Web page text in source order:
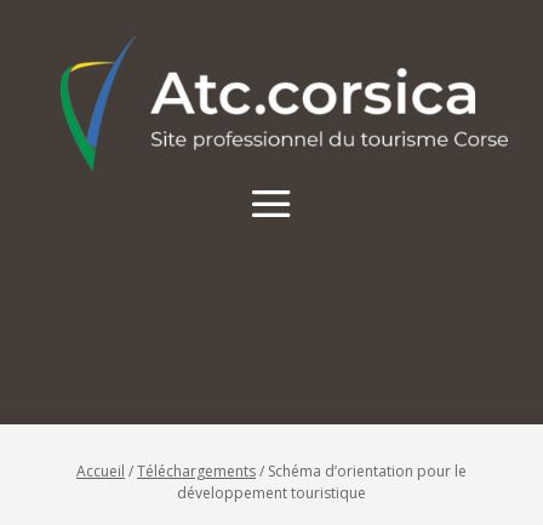
Accueil /Téléchargements/ Schéma d’orientation pour le
développement touristique